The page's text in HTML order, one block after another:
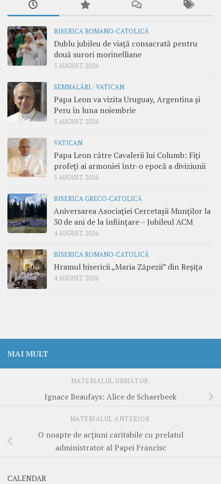
BISERICA ROMANO-CATOLICĂ
Dublu jubileu de viață consacrată pentru
două surori morinelliane
5 AUGUST 2026
SEMNALĂRI /VATICAN
Papa Leon va vizita Uruguay, Argentina și
Peru în luna noiembrie
5 AUGUST 2026
VATICAN
Papa Leon către Cavalerii lui Columb: Fiți
profeți ai armoniei într-o epocă a diviziunii
5 AUGUST 2026
BISERICA GRECO-CATOLICĂ
Aniversarea Asociației Cercetașii Munților la
30 de ani de la înființare – Jubileul ACM
4 AUGUST 2026
BISERICA ROMANO-CATOLICĂ
Hramul bisericii „Maria Zăpezii” din Reșița
4 AUGUST 2026
MAI MULT
MATERIALUL URMĂTOR
Ignace Beaufays: Alice de Schaerbeek
MATERIALUL ANTERIOR
O noapte de acțiuni caritabile cu prelatul
administrator al Papei Francisc
CALENDAR